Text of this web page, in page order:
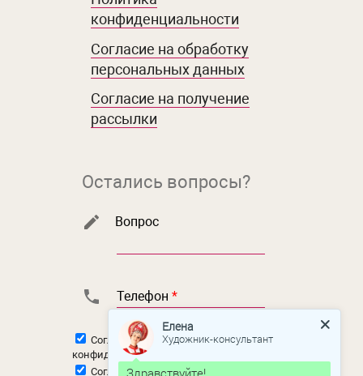
конфиденциальности
Согласие на обработку
персональных данных
Согласие на получение
рассылки
Остались вопросы?
Вопрос
Телефон *
Согласен с политикой
конфиденциальности
Согласен наобработку персональных
Елена
Художник-консультант